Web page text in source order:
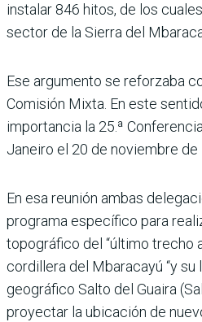
instalar 846 hitos, de los
sector de la Sierra del
Ese argumento se reforzaba
Comisión Mixta. En este
importancia la 25.ª
Janeiro el 20 de noviembre de
En esa reunión ambas
programa específico para
topográfico del “último trecho
cordillera del Mbaracayú “y
geográfico Salto del Guaira
proyectar la ubicación de